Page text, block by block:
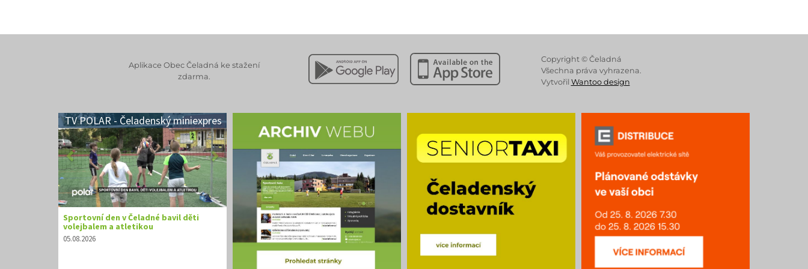
Aplikace Obec Čeladná ke stažení
zdarma.
Stáhnout z Google Play Stáhnout z Apple App StoreCopyright © Čeladná
Všechna práva vyhrazena.
Vytvořil Wantoo design